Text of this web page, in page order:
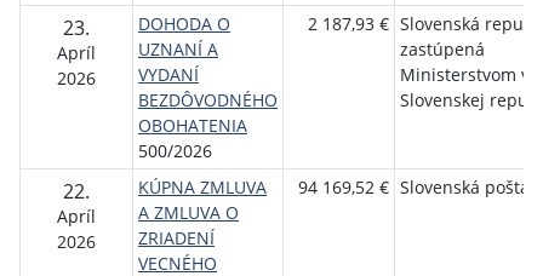
23.
Apríl
2026
DOHODA O
UZNANÍ A
VYDANÍ
BEZDÔVODNÉHO
OBOHATENIA
500/2026
2 187,93 € Slovenská
zastúpená
Ministerstvom
Slovenskej
22.
Apríl
2026
KÚPNA ZMLUVA
A ZMLUVA O
ZRIADENÍ
VECNÉHO
94 169,52 € Slovenská pošta,